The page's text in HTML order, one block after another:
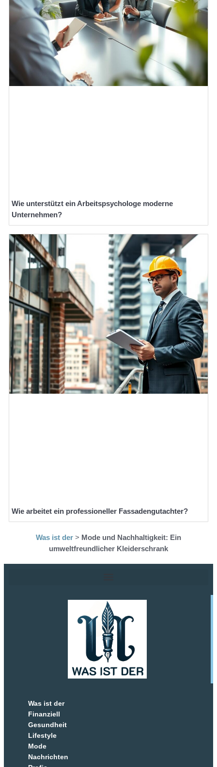
Wie unterstützt ein Arbeitspsychologe moderne
Unternehmen?
Wie arbeitet ein professioneller Fassadengutachter?
Was ist der > Mode und Nachhaltigkeit: Ein
umweltfreundlicher Kleiderschrank
Was ist der
Finanziell
Gesundheit
Lifestyle
Mode
Nachrichten